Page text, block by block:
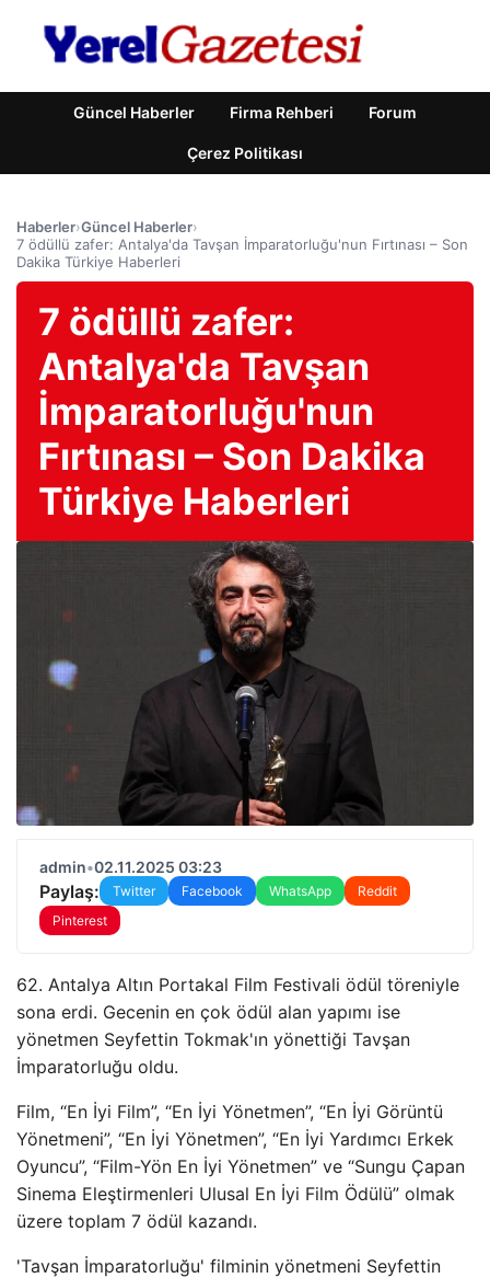
Güncel Haberler Firma Rehberi Forum
Çerez Politikası
Haberler›Güncel Haberler›
7 ödüllü zafer: Antalya'da Tavşan İmparatorluğu'nun Fırtınası – Son
Dakika Türkiye Haberleri
7 ödüllü zafer:
Antalya'da Tavşan
İmparatorluğu'nun
Fırtınası – Son Dakika
Türkiye Haberleri
admin•02.11.2025 03:23
Paylaş: Twitter Facebook WhatsApp
Reddit
Pinterest
62. Antalya Altın Portakal Film Festivali ödül töreniyle
sona erdi. Gecenin en çok ödül alan yapımı ise
yönetmen Seyfettin Tokmak'ın yönettiği Tavşan
İmparatorluğu oldu.
Film, “En İyi Film”, “En İyi Yönetmen”, “En İyi Görüntü
Yönetmeni”, “En İyi Yönetmen”, “En İyi Yardımcı Erkek
Oyuncu”, “Film-Yön En İyi Yönetmen” ve “Sungu Çapan
Sinema Eleştirmenleri Ulusal En İyi Film Ödülü” olmak
üzere toplam 7 ödül kazandı.
'Tavşan İmparatorluğu' filminin yönetmeni Seyfettin